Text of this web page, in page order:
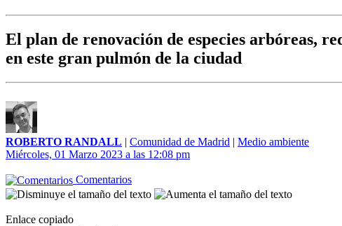
El plan de renovación de especies arbóreas,
en este gran pulmón de la ciudad
ROBERTO RANDALL | Comunidad de Madrid | Medio ambiente
Miércoles, 01 Marzo 2023 a las 12:08 pm
Comentarios
Enlace copiado